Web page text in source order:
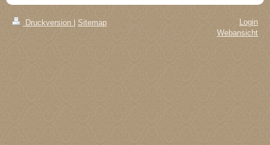
Druckversion | Sitemap
Login
Webansicht